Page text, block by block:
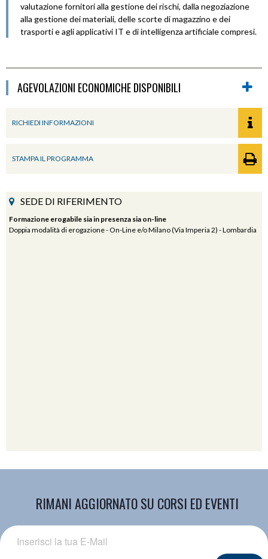
valutazione fornitori alla gestione dei rischi, dalla negoziazione
alla gestione dei materiali, delle scorte di magazzino e dei
trasporti e agli applicativi IT e di intelligenza artificiale compresi.
AGEVOLAZIONI ECONOMICHE DISPONIBILI
RICHIEDI INFORMAZIONI
STAMPA IL PROGRAMMA
SEDE DI RIFERIMENTO
Formazione erogabile sia in presenza sia on-line
Doppia modalità di erogazione - On-Line e/o Milano (Via Imperia 2) - Lombardia
RIMANI AGGIORNATO SU CORSI ED EVENTI